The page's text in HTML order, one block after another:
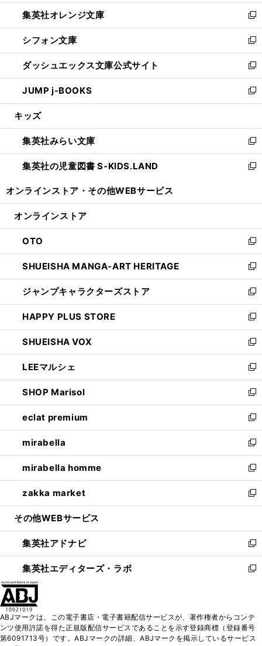
開
く
ウ
で
開
く
ン
ド
ウ
で
開
く
し
い
ウ
ィ
ン
ド
ウ
で
開
集英社オレンジ文庫
新
し
い
ウ
ィ
ン
ド
ウ
開
く
シフォン文庫
新
し
い
ウ
ィ
ン
ウ
で
開
く
ダッシュエックス文庫公式サイト
新
し
い
ウ
ン
ド
ウ
で
JUMP j-BOOKS
新
し
ウ
ィ
ン
ド
開
キッズ
集英社みらい文庫
新
し
い
ン
ウ
で
開
く
集英社の児童図書 S-KIDS.LAND
新
ウ
ン
ド
ウ
で
開
く
オンラインストア・ その他WEBサービス
オンラインストア
OTO
新
し
い
ウ
ィ
ン
ド
ウ
で
開
く
SHUEISHA MANGA-ART HERITAGE
新
し
い
ウ
ィ
ン
ド
ウ
で
開
く
ジャンプキャラクターズストア
新
し
い
ウ
ィ
ン
ド
ウ
で
開
く
HAPPY PLUS STORE
新
し
い
ウ
ィ
ン
ド
ウ
で
開
く
SHUEISHA VOX
新
し
い
ウ
ィ
ン
ド
ウ
で
開
く
LEEマルシェ
新
し
い
ウ
ィ
ン
ド
ウ
で
開
く
SHOP Marisol
新
し
い
ウ
ィ
ン
ド
ウ
で
開
eclat premium
新
し
い
ウ
ィ
ン
ド
ウ
開
く
mirabella
新
し
い
ウ
ィ
ン
ウ
で
開
く
mirabella homme
新
し
い
ウ
ン
ド
ウ
で
zakka market
新
し
ウ
ィ
ン
ド
く
その他WEBサービス
集英社アドナビ
新
し
い
ド
ウ
集英社エディターズ・ラボ
新
ィ
ン
ABJマークは、この電子書店・電子書籍配信サービスが、著作権者からコンテ
ンツ使用許諾を得た正規版配信サービスであることを示す登録商標（登録番号
第6091713号）です。ABJマークの詳細、ABJマークを掲示しているサービス